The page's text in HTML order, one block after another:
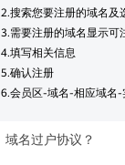
2.搜索您要注册的域名及
3.需要注册的域名显示可
4.填写相关信息
5.确认注册
6.会员区-域名-相应域名-
域名过户协议？